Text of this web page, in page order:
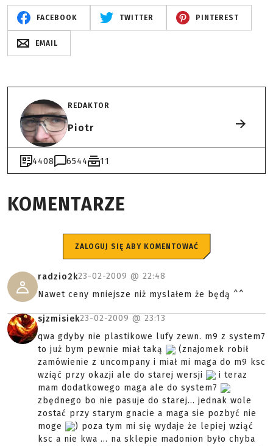
FACEBOOK TWITTER PINTEREST
EMAIL
REDAKTOR
Piotr
4408 6544 11
KOMENTARZE
ZALOGUJ SIĘ ABY KOMENTOWAĆ
radzio2k23-02-2009 @ 22:48
Nawet ceny mniejsze niż myslałem że będą ^^
sjzmisiek23-02-2009 @ 23:13
qwa gdyby nie plastikowe lufy zewn. m9 z system7
to już bym pewnie miał taką
(znajomek robił
zamówienie z uncompany i miał mi maga do m9 ksc
wziąć przy okazji ale do starej wersji
i teraz
mam dodatkowego maga ale do system7
zbędnego bo nie pasuje do starej... jednak wole
zostać przy starym gnacie a maga sie pozbyć nie
moge
) poza tym mi się wydaje że lepiej wziąć
ksc a nie kwa ... na sklepie madonion było chyba